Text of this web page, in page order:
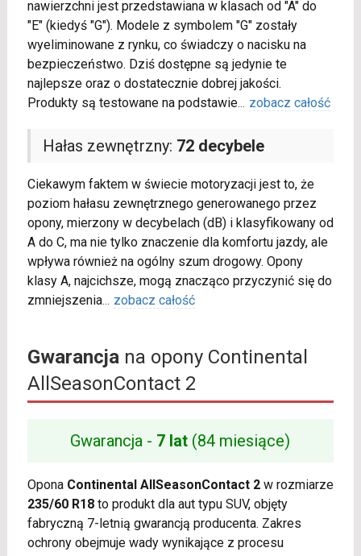
nawierzchni jest przedstawiana w klasach od "A" do
"E" (kiedyś "G"). Modele z symbolem "G" zostały
wyeliminowane z rynku, co świadczy o nacisku na
bezpieczeństwo. Dziś dostępne są jedynie te
najlepsze oraz o dostatecznie dobrej jakości.
Produkty są testowane na podstawie... zobacz całość
Hałas zewnętrzny: 72 decybele
Ciekawym faktem w świecie motoryzacji jest to, że
poziom hałasu zewnętrznego generowanego przez
opony, mierzony w decybelach (dB) i klasyfikowany od
A do C, ma nie tylko znaczenie dla komfortu jazdy, ale
wpływa również na ogólny szum drogowy. Opony
klasy A, najcichsze, mogą znacząco przyczynić się do
zmniejszenia... zobacz całość
Gwarancjana opony Continental
AllSeasonContact 2
Gwarancja - 7 lat (84 miesiące)
Opona Continental AllSeasonContact 2w rozmiarze
235/60 R18to produkt dla aut typu SUV, objęty
fabryczną 7-letnią gwarancją producenta. Zakres
ochrony obejmuje wady wynikające z procesu